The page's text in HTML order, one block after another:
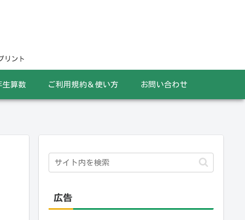
リント
生算数 ご利用規約＆使い方 お問い合わせ
広告